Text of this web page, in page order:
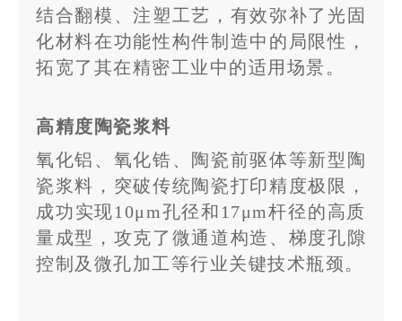
结合翻模、注塑工艺，有效弥补了光固
化材料在功能性构件制造中的局限性，
拓宽了其在精密工业中的适用场景。
高精度陶瓷浆料
氧化铝、氧化锆、陶瓷前驱体等新型陶
瓷浆料，突破传统陶瓷打印精度极限，
成功实现10μm孔径和17μm杆径的高质
量成型，攻克了微通道构造、梯度孔隙
控制及微孔加工等行业关键技术瓶颈。